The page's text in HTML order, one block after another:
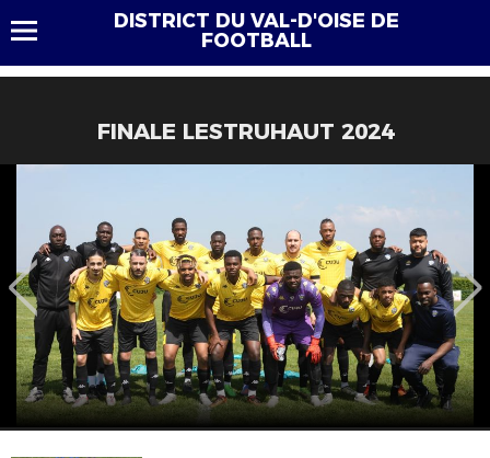
DISTRICT DU VAL-D'OISE DE
FOOTBALL
FINALE LESTRUHAUT 2024